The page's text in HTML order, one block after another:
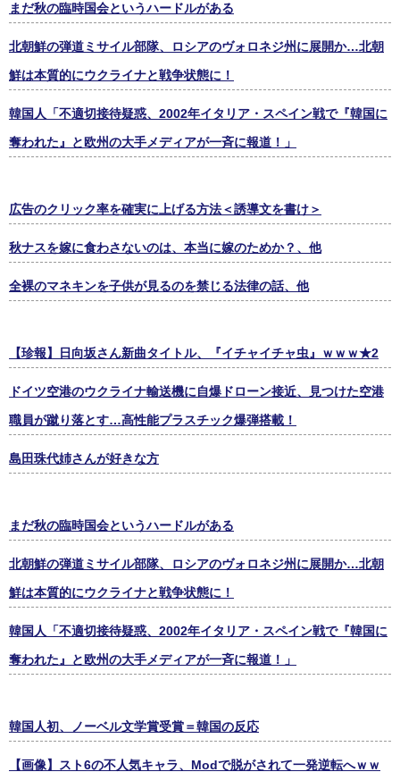
まだ秋の臨時国会というハードルがある
北朝鮮の弾道ミサイル部隊、ロシアのヴォロネジ州に展開か…北朝
鮮は本質的にウクライナと戦争状態に！
韓国人「不適切接待疑惑、2002年イタリア・スペイン戦で『韓国に
奪われた』と欧州の大手メディアが一斉に報道！」
広告のクリック率を確実に上げる方法＜誘導文を書け＞
秋ナスを嫁に食わさないのは、本当に嫁のためか？、他
全裸のマネキンを子供が見るのを禁じる法律の話、他
【珍報】日向坂さん新曲タイトル、『イチャイチャ虫』ｗｗｗ★2
ドイツ空港のウクライナ輸送機に自爆ドローン接近、見つけた空港
職員が蹴り落とす…高性能プラスチック爆弾搭載！
島田珠代姉さんが好きな方
まだ秋の臨時国会というハードルがある
北朝鮮の弾道ミサイル部隊、ロシアのヴォロネジ州に展開か…北朝
鮮は本質的にウクライナと戦争状態に！
韓国人「不適切接待疑惑、2002年イタリア・スペイン戦で『韓国に
奪われた』と欧州の大手メディアが一斉に報道！」
韓国人初、ノーベル文学賞受賞＝韓国の反応
【画像】スト6の不人気キャラ、Modで脱がされて一発逆転へｗｗ